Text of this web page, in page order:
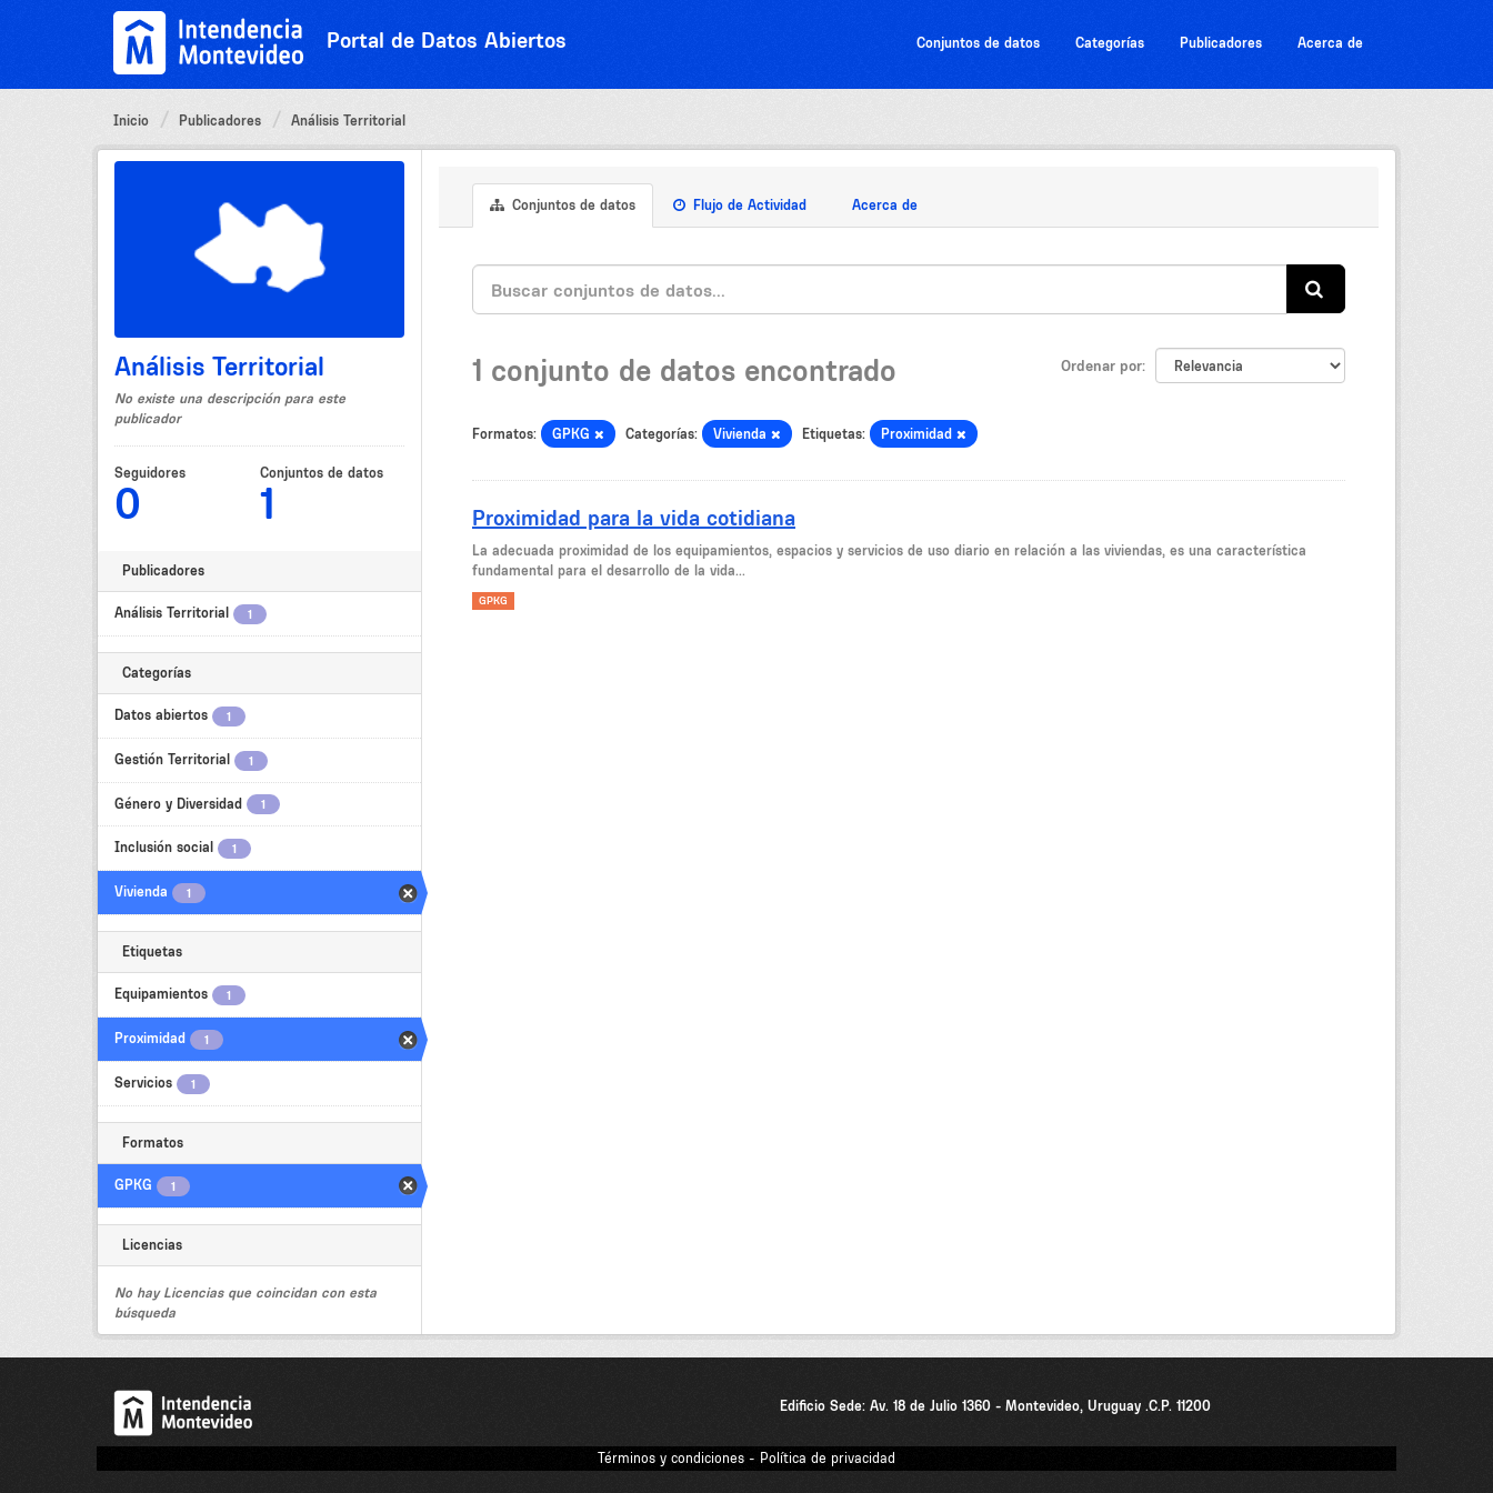
Portal de Datos Abiertos Conjuntos de datos Categorías Publicadores Acerca de
Inicio Publicadores Análisis Territorial
Análisis Territorial
No existe una descripción para este
publicador
Seguidores
0
Conjuntos de datos
1
Publicadores
Análisis Territorial 1
Categorías
Datos abiertos 1
Gestión Territorial 1
Género y Diversidad 1
Inclusión social 1
Vivienda 1
Etiquetas
Equipamientos 1
Proximidad 1
Servicios 1
Formatos
GPKG 1
Licencias
No hay Licencias que coincidan con esta
búsqueda
Conjuntos de datos Flujo de Actividad Acerca de
Ordenar por
1 conjunto de datos encontrado
Formatos: GPKG Categorías: Vivienda Etiquetas: Proximidad
Proximidad para la vida cotidiana
La adecuada proximidad de los equipamientos, espacios y servicios de uso diario en relación a las viviendas, es una característica
fundamental para el desarrollo de la vida...
GPKG
Edificio Sede: Av. 18 de Julio 1360 - Montevideo, Uruguay .C.P. 11200
Términos y condiciones - Política de privacidad